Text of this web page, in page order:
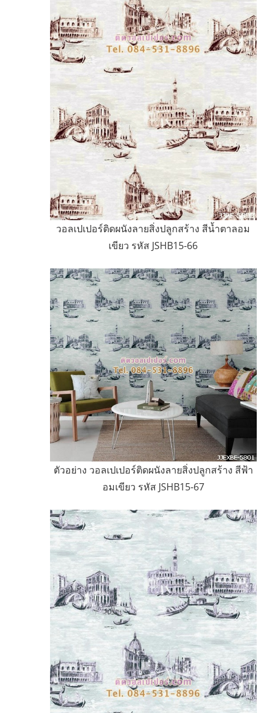
วอลเปเปอร์ติดผนังลายสิ่งปลูกสร้าง สีน้ำตาลอม
เขียว รหัส JSHB15-66
ตัวอย่าง วอลเปเปอร์ติดผนังลายสิ่งปลูกสร้าง สีฟ้า
อมเขียว รหัส JSHB15-67